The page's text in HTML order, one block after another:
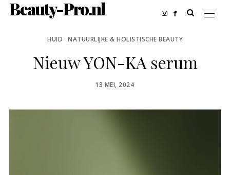
Beauty-Pro.nl
HUID NATUURLIJKE & HOLISTISCHE BEAUTY
Nieuw YON-KA serum
POSTED
13 MEI, 2024